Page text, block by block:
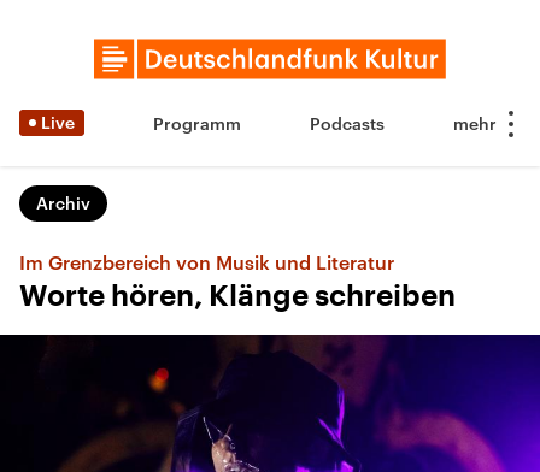
Live Programm Podcasts
Archiv
Im Grenzbereich von Musik und Literatur
Worte hören, Klänge schreiben